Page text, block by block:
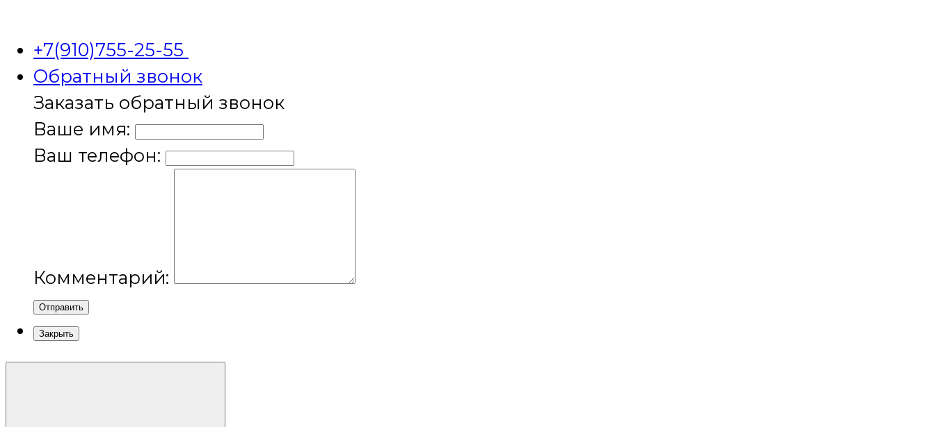
+7(910)755-25-55
Обратный звонок
Заказать обратный звонок
Ваше имя:
Ваш телефон:
Комментарий:
Отправить
Закрыть